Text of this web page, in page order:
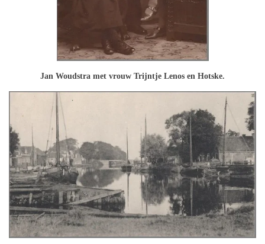
Jan Woudstra met vrouw Trijntje Lenos en Hotske.